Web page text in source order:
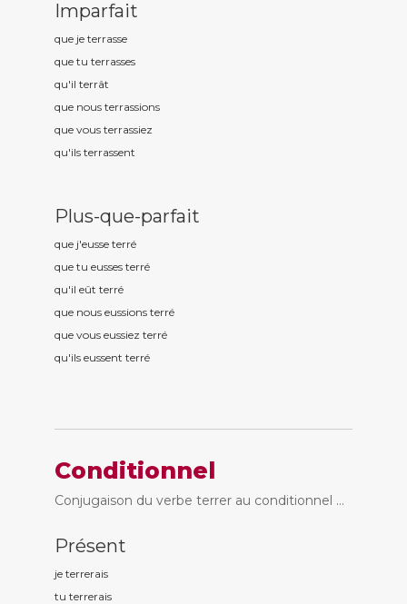
Imparfait
que je terrasse
que tu terrasses
qu'il terrât
que nous terrassions
que vous terrassiez
qu'ils terrassent
Plus-que-parfait
que j'eusse terré
que tu eusses terré
qu'il eût terré
que nous eussions terré
que vous eussiez terré
qu'ils eussent terré
Conditionnel
Conjugaison du verbe terrer au conditionnel ...
Présent
je terrerais
tu terrerais